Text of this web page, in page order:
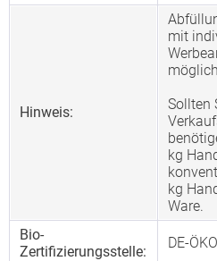
Hinweis:
mit
Sollten
kg
kg
Ware.
Bio-
Zertifizierungsstelle:
DE-